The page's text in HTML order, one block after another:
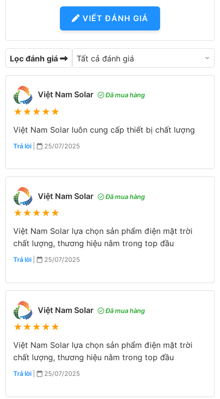
VIẾT ĐÁNH GIÁ
Lọc đánh giá
Việt Nam Solar Đã mua hàng
★★★★★
Việt Nam Solar luôn cung cấp thiết bị chất lượng
Trả lời | 25/07/2025
Việt Nam Solar Đã mua hàng
★★★★★
Việt Nam Solar lựa chọn sản phẩm điện mặt trời
chất lượng, thương hiệu nằm trong top đầu
Trả lời | 25/07/2025
Việt Nam Solar Đã mua hàng
★★★★★
Việt Nam Solar lựa chọn sản phẩm điện mặt trời
chất lượng, thương hiệu nằm trong top đầu
Trả lời | 25/07/2025